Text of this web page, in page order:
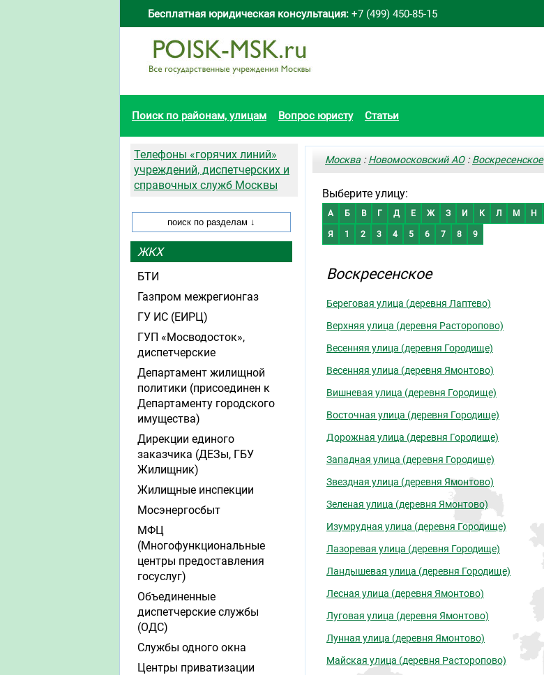
Бесплатная юридическая консультация: +7 (499) 450-85-15
Поиск по районам, улицам Вопрос юристу Статьи
Москва :Новомосковский АО:Воскресенское
Выберите улицу:
А Б В Г Д Е Ж З И К Л М Н
Я 1 2 3 4 5 6 7 8 9
Воскресенское
Береговая улица (деревня Лаптево)
Верхняя улица (деревня Расторопово)
Весенняя улица (деревня Городище)
Весенняя улица (деревня Ямонтово)
Вишневая улица (деревня Городище)
Восточная улица (деревня Городище)
Дорожная улица (деревня Городище)
Западная улица (деревня Городище)
Звездная улица (деревня Ямонтово)
Зеленая улица (деревня Ямонтово)
Изумрудная улица (деревня Городище)
Лазоревая улица (деревня Городище)
Ландышевая улица (деревня Городище)
Лесная улица (деревня Ямонтово)
Луговая улица (деревня Ямонтово)
Лунная улица (деревня Ямонтово)
Майская улица (деревня Расторопово)
Телефоны «горячих линий»
учреждений, диспетчерских и
справочных служб Москвы
ЖКХ
БТИ
Газпром межрегионгаз
ГУ ИС (ЕИРЦ)
ГУП «Мосводосток»,
диспетчерские
Департамент жилищной
политики (присоединен к
Департаменту городского
имущества)
Дирекции единого
заказчика (ДЕЗы, ГБУ
Жилищник)
Жилищные инспекции
Мосэнергосбыт
МФЦ
(Многофункциональные
центры предоставления
госуслуг)
Объединенные
диспетчерские службы
(ОДС)
Службы одного окна
Центры приватизации